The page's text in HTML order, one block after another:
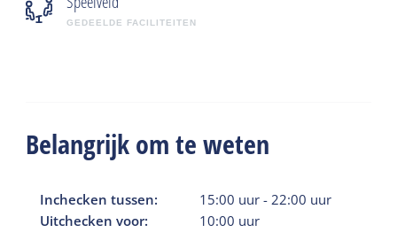
GEDEELDE FACILITEITEN
Belangrijk om te weten
Inchecken tussen: 15:00 uur -22:00 uur
Uitchecken voor:
10:00 uur